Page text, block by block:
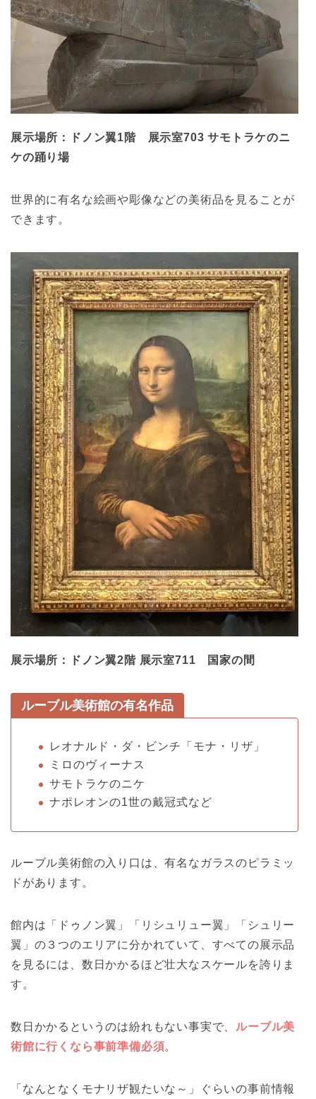
展示場所：ドノン翼1階 展示室703 サモトラケのニ
ケの踊り場
世界的に有名な絵画や彫像などの美術品を見ることが
できます。
展示場所：ドノン翼2階 展示室711 国家の間
ルーブル美術館の有名作品
レオナルド・ダ・ビンチ「モナ・リザ」
ミロのヴィーナス
サモトラケのニケ
ナポレオンの1世の戴冠式など
ルーブル美術館の入り口は、有名なガラスのピラミッ
ドがあります。
館内は「ドゥノン翼」「リシュリュー翼」「シュリー
翼」の３つのエリアに分かれていて、すべての展示品
を見るには、数日かかるほど壮大なスケールを誇りま
す。
数日かかるというのは紛れもない事実で、 ルーブル美
術館に行くなら事前準備必須。
「なんとなくモナリザ観たいな～」ぐらいの事前情報